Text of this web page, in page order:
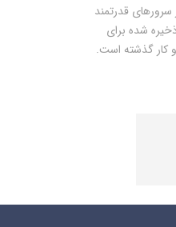
قدرتمند
شده برای
کار گذشته است.